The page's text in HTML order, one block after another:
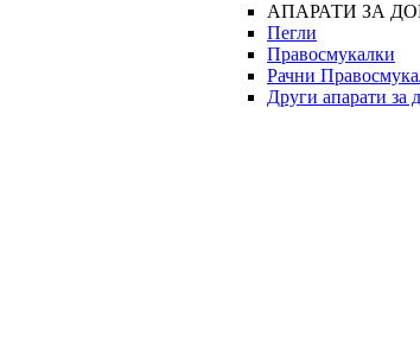
АПАРАТИ ЗА
Пегли
Правосмукалки
Рачни
Други апарати за